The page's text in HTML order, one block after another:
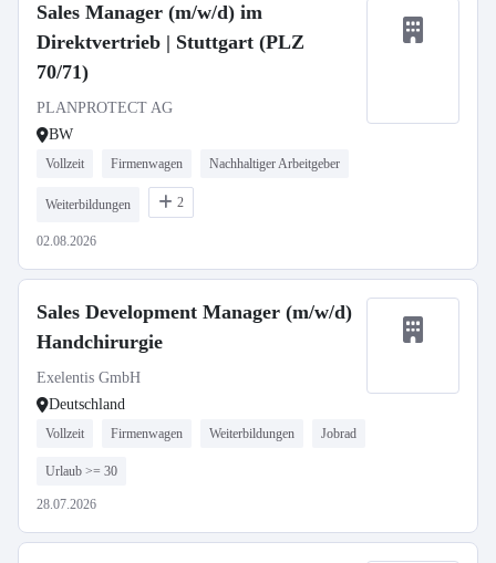
Sales Manager (m/w/d) im
Direktvertrieb | Stuttgart (PLZ
70/71)
PLANPROTECT AG
BW
Vollzeit Firmenwagen Nachhaltiger Arbeitgeber
Weiterbildungen 2
02.08.2026
Sales Development Manager (m/w/d)
Handchirurgie
Exelentis GmbH
Deutschland
Vollzeit Firmenwagen Weiterbildungen Jobrad
Urlaub >= 30
28.07.2026